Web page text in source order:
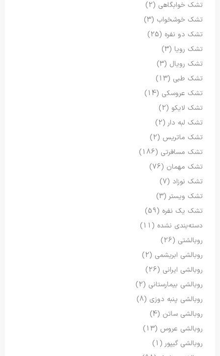
تشک خوابگاهی (2)
تشک خوشخواب (3)
تشک دو نفره (25)
تشک رویا (3)
تشک رویال (3)
تشک طبی (13)
تشک عروسکی (14)
تشک لایکو (2)
تشک لبه دار (2)
تشک ماتریس (2)
تشک مسافرتی (186)
تشک مهمان (76)
تشک نوزاد (7)
تشک ویستر (3)
تشک یک نفره (59)
دسته‌بندی نشده (11)
روبالشتی (26)
روبالشی ابریشمی (2)
روبالشی ایرانی (26)
روبالشی بیمارستانی (2)
روبالشی پنبه دوزی (8)
روبالشی ساتن (4)
روبالشی عروس (13)
روبالشی گیپور (1)